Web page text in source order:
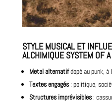
STYLE MUSICAL ET
ALCHIMIQUE SYSTEM OF
Metal alternatifdopé au punk, à
Textes engagés: politique,
Structures imprévisibles: